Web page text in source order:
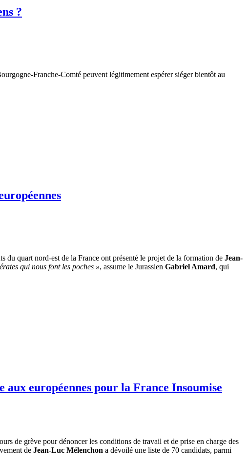
?
Franche-Comté peuvent légitimement espérer siéger bientôt au
du quart nord-est de la France ont présenté le projet de la formation de Jean-
qui nous font les poches », assume le Jurassien Gabriel Amard, qui
aux européennes pour la France Insoumise
de grève pour dénoncer les conditions de travail et de prise en charge des
de Jean-Luc Mélenchon a dévoilé une liste de 70 candidats, parmi